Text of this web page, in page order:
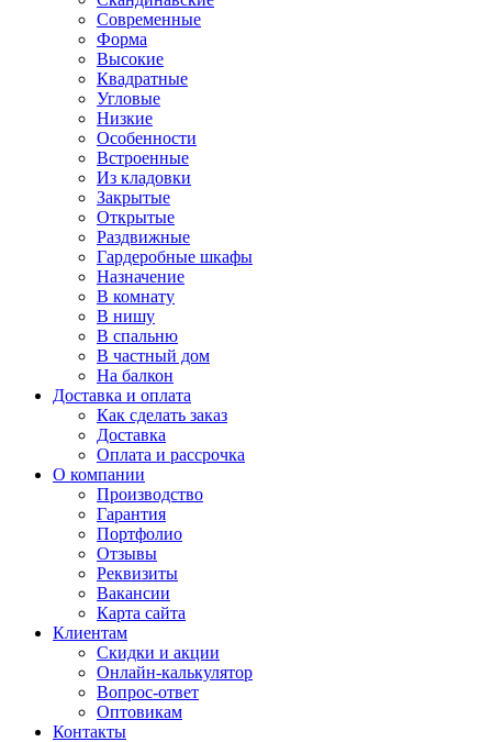
Современные
Форма
Высокие
Квадратные
Угловые
Низкие
Особенности
Встроенные
Из кладовки
Закрытые
Открытые
Раздвижные
Гардеробные шкафы
Назначение
В комнату
В нишу
В спальню
В частный дом
На балкон
Доставка и оплата
Как сделать заказ
Доставка
Оплата и рассрочка
О компании
Производство
Гарантия
Портфолио
Отзывы
Реквизиты
Вакансии
Карта сайта
Клиентам
Скидки и акции
Онлайн-калькулятор
Вопрос-ответ
Оптовикам
Контакты